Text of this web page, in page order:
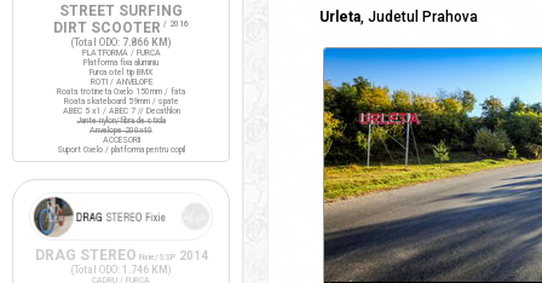
Urleta, Judetul Prahova
STREET SURFING
DIRT SCOOTER / 2016
(Total ODO: 7.866 KM )
PLATFORMA / FURCA
Platforma fixa aluminiu
Furca otel tip BMX
ROTI / ANVELOPE
Roata trotineta Oxelo 150mm / fata
Roata skateboard 59mm / spate
ABEC 5 x1 / ABEC 7 // Decathlon
Jante nylon/fibra de sticla
Anvelope 200x40
ACCESORII
Suport Oxelo / platforma pentru copil
DRAG STEREO Fixie/SSP 2014
(Total ODO: 1.746 KM )
CADRU / FURCA